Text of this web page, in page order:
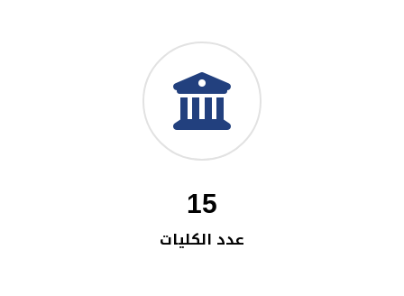
15
عدد الكليات